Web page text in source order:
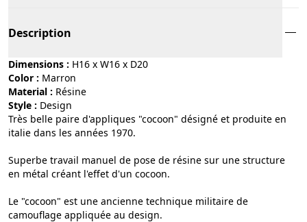
Description
Dimensions : H16 x W16 x D20
Color :
marron
Material :
résine
Style :
design
Très belle paire d'appliques "cocoon" désigné et produite en
italie dans les années 1970.
Superbe travail manuel de pose de résine sur une structure
en métal créant l'effet d'un cocoon.
Le "cocoon" est une ancienne technique militaire de
camouflage appliquée au design.